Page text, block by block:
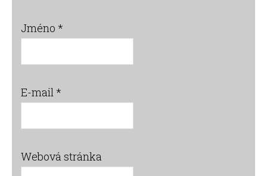
Jméno *
E-mail*
Webová stránka